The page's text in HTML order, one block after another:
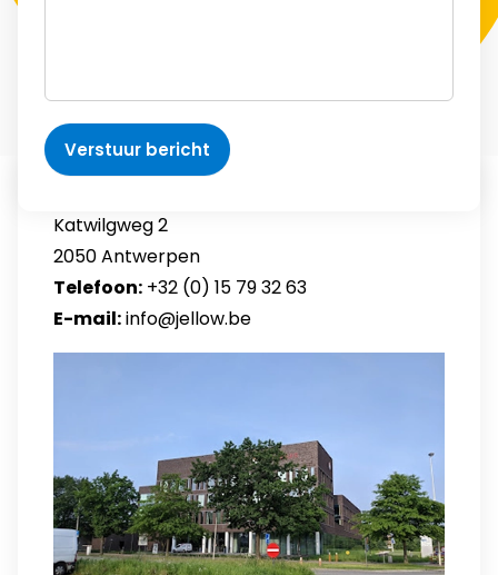
Verstuur bericht
Katwilgweg 2
2050 Antwerpen
Telefoon: +32 (0) 15 79 32 63
E-mail:info@jellow.be